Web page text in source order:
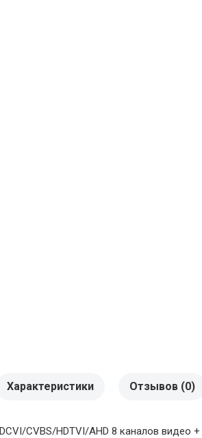
Характеристики Отзывов (0)
CVBS/HDTVI/AHD 8 каналов